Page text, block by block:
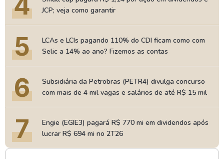
JCP; veja como garantir
5
LCAs e LCIs pagando 110% do CDI ficam como com
Selic a 14% ao ano? Fizemos as contas
6
Subsidiária da Petrobras (PETR4) divulga concurso
com mais de 4 mil vagas e salários de até R$ 15 mil
7
Engie (EGIE3) pagará R$ 770 mi em dividendos após
lucrar R$ 694 mi no 2T26